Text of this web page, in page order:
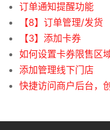
订单通知提醒功能
【8】订单管理/发货
【3】添加卡券
如何设置卡券限售区
添加管理线下门店
快捷访问商户后台，